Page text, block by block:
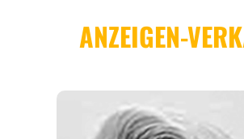
EVENTS